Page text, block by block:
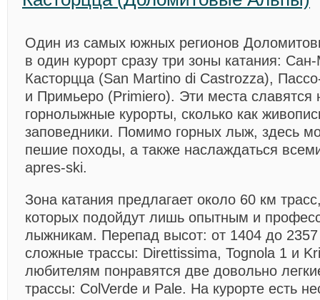
Один из самых южных регионов
в один курорт сразу три зоны катания:
Касторцца (San Martino di Castrozza),
и Примьеро (Primiero). Эти места славятся
горнолыжные курорты, сколько как
заповедники. Помимо горных лыж, здесь
пешие походы, а также наслаждаться
apres-ski.
Зона катания предлагает около 60 км
которых подойдут лишь опытным и
лыжникам. Перепад высот: от 1404 до
сложные трассы: Direttissima, Tognola 1 и
любителям понравятся две довольно
трассы: ColVerde и Pale. На курорте есть